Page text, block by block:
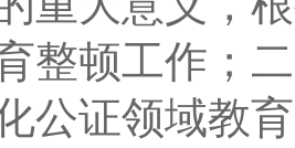
整顿工作；
公证领域教